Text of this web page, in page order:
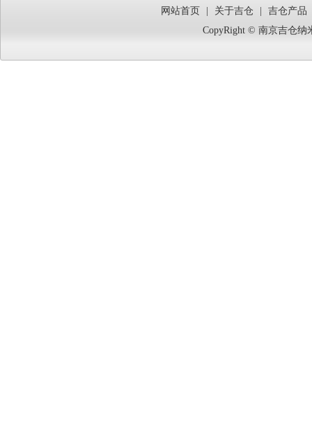
网站首页 关于吉仓 吉仓产品
CopyRight © 南京吉仓